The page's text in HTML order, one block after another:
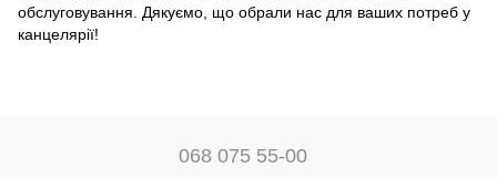
обслуговування. Дякуємо, що обрали нас для ваших потреб у
канцелярії!
068 075 55-00